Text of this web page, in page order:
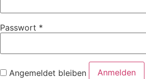
Passwort *
Angemeldet bleiben Anmelden